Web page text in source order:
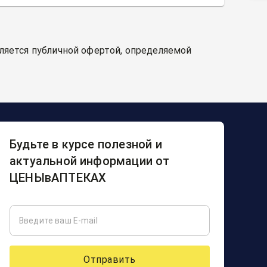
публичной офертой, определяемой
Будьте в курсе полезной и
актуальной информации от
ЦЕНЫвАПТЕКАХ
Отправить